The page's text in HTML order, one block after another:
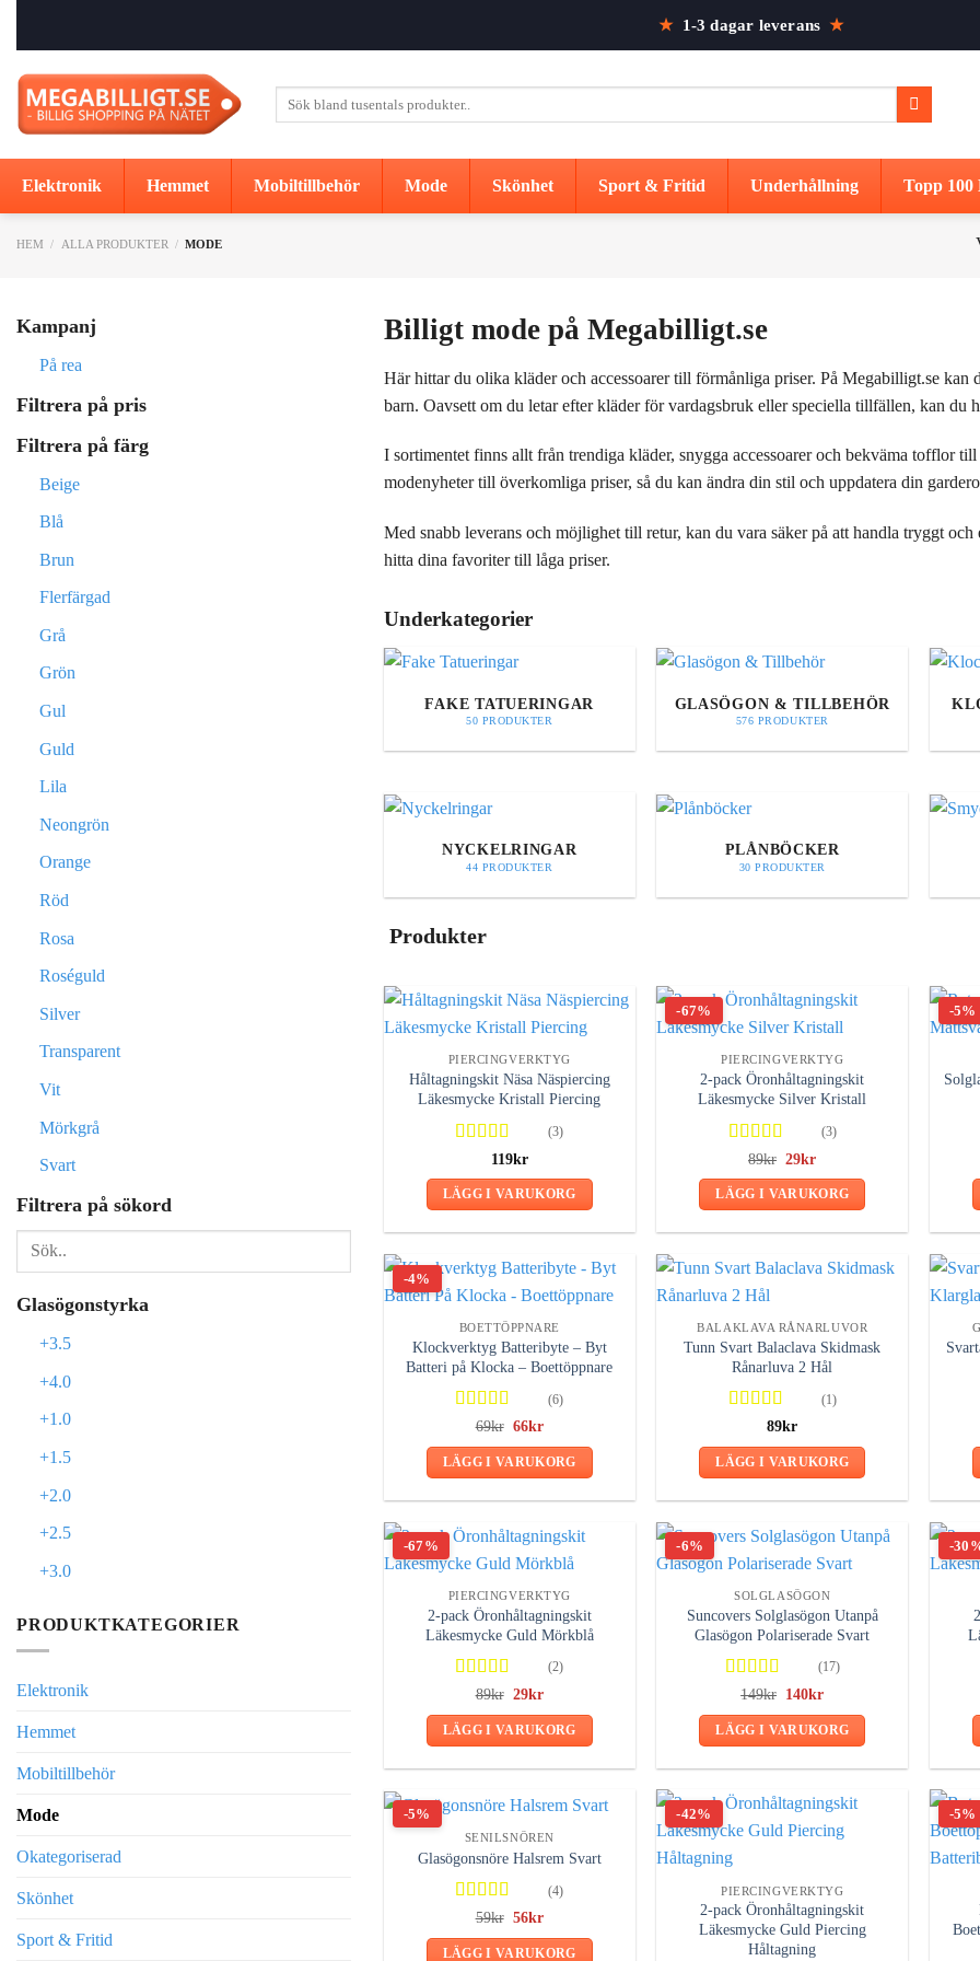
★ 1-3 dagar leverans ★
Elektronik Hemmet Mobiltillbehör Mode Skönhet Sport & Fritid Underhållning Topp 100
HEM / ALLA PRODUKTER / MODE
Kampanj
På rea
Filtrera på pris
Filtrera på färg
Beige
Blå
Brun
Flerfärgad
Grå
Grön
Gul
Guld
Lila
Neongrön
Orange
Röd
Rosa
Roséguld
Silver
Transparent
Vit
Mörkgrå
Svart
Filtrera på sökord
Glasögonstyrka
+3.5
+4.0
+1.0
+1.5
+2.0
+2.5
+3.0
PRODUKTKATEGORIER
Elektronik
Hemmet
Mobiltillbehör
Mode
Okategoriserad
Skönhet
Sport & Fritid
Billigt mode på Megabilligt.se
Här hittar du olika kläder och accessoarer till förmånliga priser. På Megabilligt.se
barn. Oavsett om du letar efter kläder för vardagsbruk eller speciella tillfällen, kan du
I sortimentet finns allt från trendiga kläder, snygga accessoarer och bekväma tofflor
modenyheter till överkomliga priser, så du kan ändra din stil och uppdatera din
Med snabb leverans och möjlighet till retur, kan du vara säker på att handla tryggt
hitta dina favoriter till låga priser.
Underkategorier
FAKE TATUERINGAR
50 PRODUKTER
GLASÖGON & TILLBEHÖR
576 PRODUKTER
NYCKELRINGAR
44 PRODUKTER
PLÅNBÖCKER
30 PRODUKTER
Produkter
PIERCINGVERKTYG
Håltagningskit Näsa Näspiercing
Läkesmycke Kristall Piercing
Betygsatt
5.00av 5
(3)
119kr
LÄGG I VARUKORG
-67%
PIERCINGVERKTYG
2-pack Öronhåltagningskit
Läkesmycke Silver Kristall
Betygsatt
5.00av 5
(3)
89kr Det
priset
var:
29krDet
priset
är:
LÄGG I VARUKORG
-5%
-4%
BOETTÖPPNARE
Klockverktyg Batteribyte – Byt
Batteri på Klocka – Boettöppnare
Betygsatt
(6)
69kr Det
priset
var:
66krDet
priset
är:
LÄGG I VARUKORG
BALAKLAVA RÅNARLUVOR
Tunn Svart Balaclava Skidmask
Rånarluva 2 Hål
Betygsatt
(1)
89kr
LÄGG I VARUKORG
-67%
PIERCINGVERKTYG
2-pack Öronhåltagningskit
Läkesmycke Guld Mörkblå
Betygsatt
(2)
89kr Det
priset
var:
29krDet
priset
är:
LÄGG I VARUKORG
-6%
SOLGLASÖGON
Suncovers Solglasögon Utanpå
Glasögon Polariserade Svart
Betygsatt
(17)
149kr Det
priset
var:
140krDet
priset
är:
LÄGG I VARUKORG
-
-5%
SENILSNÖREN
Glasögonsnöre Halsrem Svart
Betygsatt
(4)
59kr Det
priset
56krDet
priset
LÄGG I VARUKORG
-42%
PIERCINGVERKTYG
2-pack Öronhåltagningskit
Läkesmycke Guld Piercing
Håltagning
-5%